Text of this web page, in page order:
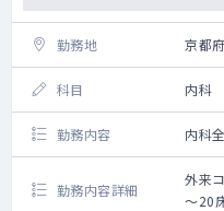
勤務地 京都
科目 内科
勤務内容 内科
勤務内容詳細
外来
～20